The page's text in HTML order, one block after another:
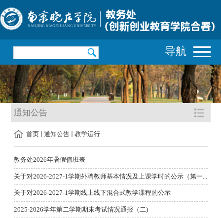
导航
通知公告
首页 通知公告 教学运行
教务处2026年暑假值班表
关于对2026-2027-1学期外聘教师基本情况及上课学时的公示（第一...
关于对2026-2027-1学期线上线下混合式教学课程的公示
2025-2026学年第二学期期末考试情况通报（二)